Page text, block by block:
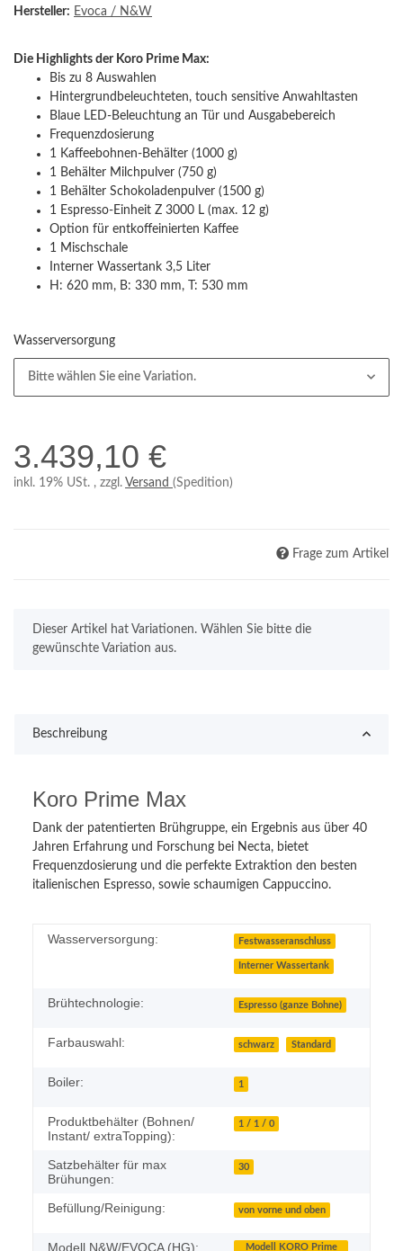
Hersteller: Evoca / N&W
Die Highlights der Koro Prime Max:
Bis zu 8 Auswahlen
Hintergrundbeleuchteten, touch sensitive Anwahltasten
Blaue LED-Beleuchtung an Tür und Ausgabebereich
Frequenzdosierung
1 Kaffeebohnen-Behälter (1000 g)
1 Behälter Milchpulver (750 g)
1 Behälter Schokoladenpulver (1500 g)
1 Espresso-Einheit Z 3000 L (max. 12 g)
Option für entkoffeinierten Kaffee
1 Mischschale
Interner Wassertank 3,5 Liter
H: 620 mm, B: 330 mm, T: 530 mm
Wasserversorgung
Bitte wählen Sie eine Variation.
3.439,10 €
inkl. 19% USt. , zzgl. Versand (Spedition)
Frage zum Artikel
xDieser Artikel hat Variationen. Wählen Sie bitte die
gewünschte Variation aus.
Beschreibung
Koro Prime Max
Dank der patentierten Brühgruppe, ein Ergebnis aus über 40
Jahren Erfahrung und Forschung bei Necta, bietet
Frequenzdosierung und die perfekte Extraktion den besten
italienischen Espresso, sowie schaumigen Cappuccino.
Wasserversorgung: Festwasseranschluss
Interner Wassertank
Brühtechnologie: Espresso (ganze Bohne)
Farbauswahl: schwarz Standard
Boiler: 1
Produktbehälter (Bohnen/
Instant/ extraTopping):
1 / 1 / 0
Satzbehälter für max
Brühungen:
30
Befüllung/Reinigung: von vorne und oben
Modell N&W/EVOCA (HG): Modell KORO Prime